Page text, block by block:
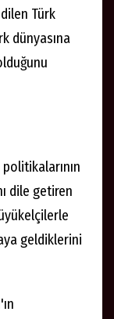
Türk
dünyasına